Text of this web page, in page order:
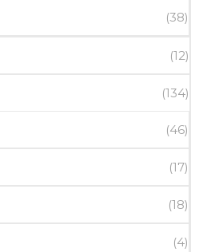
(38)
(12)
(134)
(46)
(17)
(18)
(4)